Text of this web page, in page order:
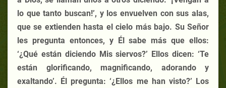
lo que tanto buscan!’, y los envuelven con sus alas,
que se extienden hasta el cielo más bajo. Su Señor
les pregunta entonces, y Él sabe más que ellos:
‘¿Qué están diciendo Mis siervos?’ Ellos dicen: ‘Te
están glorificando, magnificando, adorando y
exaltando’. Él pregunta: ‘¿Ellos me han visto?’ Los